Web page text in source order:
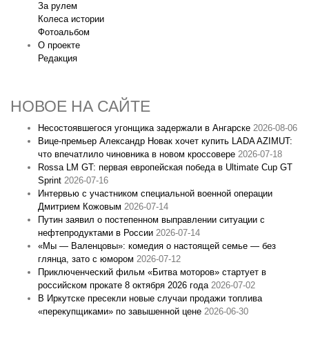
За рулем
Колеса истории
Фотоальбом
О проекте
Редакция
НОВОЕ НА САЙТЕ
Несостоявшегося угонщика задержали в Ангарске 2026-08-06
Вице‑премьер Александр Новак хочет купить LADA AZIMUT:
что впечатлило чиновника в новом кроссовере 2026-07-18
Rossa LM GT: первая европейская победа в Ultimate Cup GT
Sprint 2026-07-16
Интервью с участником специальной военной операции
Дмитрием Кожовым 2026-07-14
Путин заявил о постепенном выправлении ситуации с
нефтепродуктами в России 2026-07-14
«Мы — Валенцовы»: комедия о настоящей семье — без
глянца, зато с юмором 2026-07-12
Приключенческий фильм «Битва моторов» стартует в
российском прокате 8 октября 2026 года 2026-07-02
В Иркутске пресекли новые случаи продажи топлива
«перекупщиками» по завышенной цене 2026-06-30